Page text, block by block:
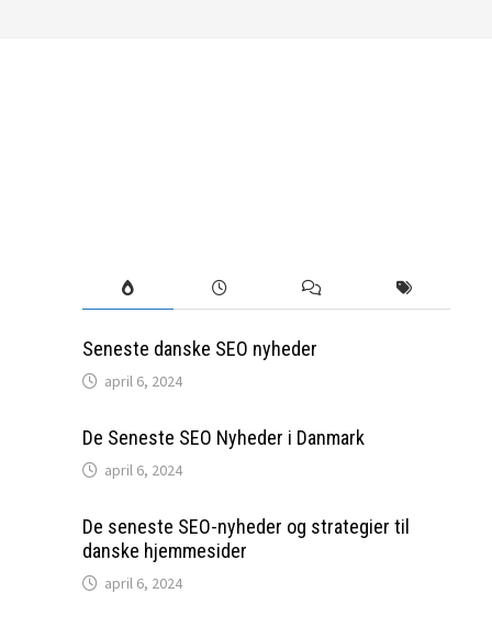
Seneste danske SEO nyheder
april 6, 2024
De Seneste SEO Nyheder i Danmark
april 6, 2024
De seneste SEO-nyheder og strategier til
danske hjemmesider
april 6, 2024